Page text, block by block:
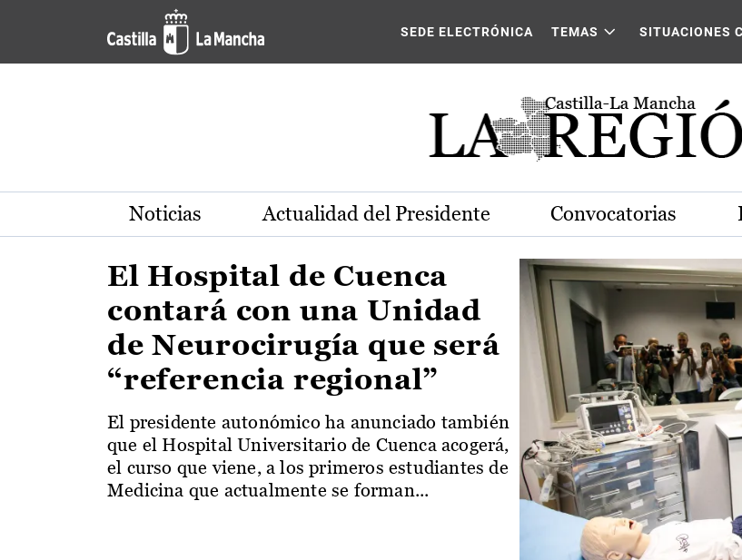
Pasar al contenido principal
Actualidad de la región de Castilla-La Mancha
SEDE ELECTRÓNICA TEMAS SITUACIONES
Noticias Actualidad del Presidente Convocatorias
El Hospital de Cuenca
contará con una Unidad
de Neurocirugía que será
“referencia regional”
El presidente autonómico ha anunciado también
que el Hospital Universitario de Cuenca acogerá,
el curso que viene, a los primeros estudiantes de
Medicina que actualmente se forman...